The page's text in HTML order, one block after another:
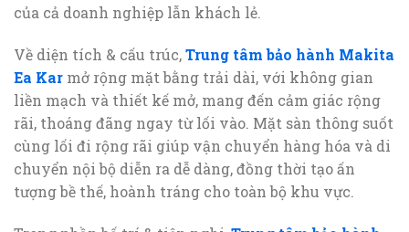
của cả doanh nghiệp lẫn khách lẻ.
Về diện tích & cấu trúc,Trung tâm bảo hành Makita
Ea Kar mở rộng mặt bằng trải dài, với không gian
liền mạch và thiết kế mở, mang đến cảm giác rộng
rãi, thoáng đãng ngay từ lối vào. Mặt sàn thông suốt
cùng lối đi rộng rãi giúp vận chuyển hàng hóa và di
chuyển nội bộ diễn ra dễ dàng, đồng thời tạo ấn
tượng bề thế, hoành tráng cho toàn bộ khu vực.